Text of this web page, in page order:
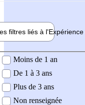
filtres liés à l'Expérience
demandée
Moins de 1 an
De 1 à 3 ans
Plus de 3 ans
Non renseignée